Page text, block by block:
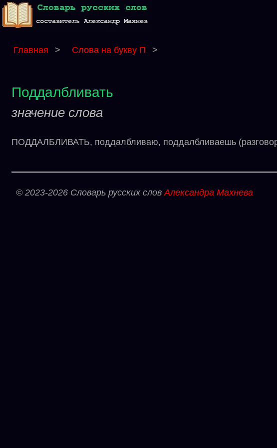
Главная > Слова на букву П >
Поддалбливать
значение слова
ПОДДАЛБЛИВАТЬ, поддалбливаю, поддалбливаешь
© 2023-2026 Словарь русских словАлександра Махнева